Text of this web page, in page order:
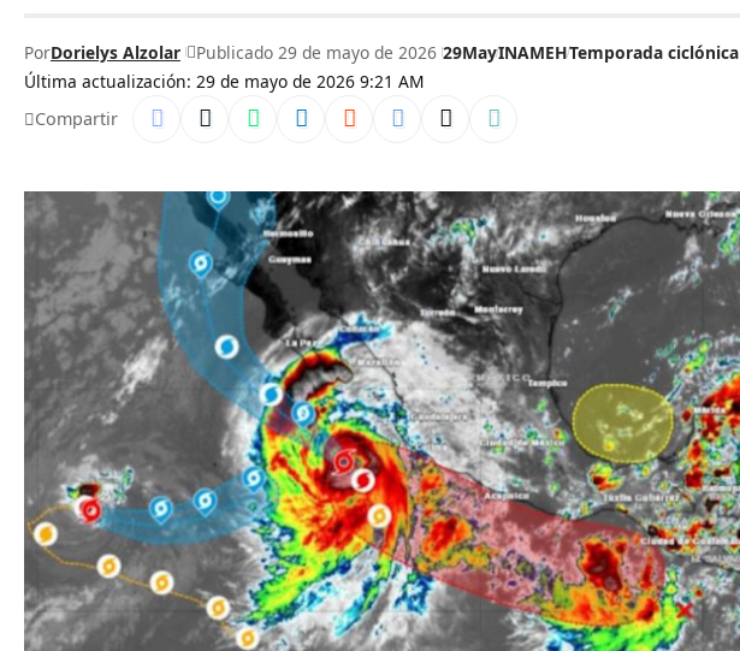
Última actualización: 29 de mayo de 2026 9:21 AM
PorDorielys Alzolar Publicado 29 de mayo de 2026 29MayINAMEHTemporada ciclónica
Compartir